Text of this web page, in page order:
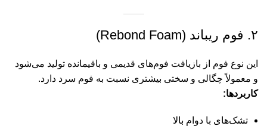
۲. فوم ریباند (Rebond Foam)
این نوع فوم از بازیافت فوم‌های قدیمی و باقیمانده تولید می‌شود
و معمولاً چگالی و سختی بیشتری نسبت به فوم سرد دارد.
کاربردها:
تشک‌های با دوام بالا